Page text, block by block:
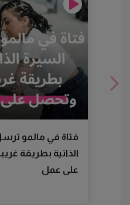
فتاة في مالمو
الذاتية بطريقة
على عمل